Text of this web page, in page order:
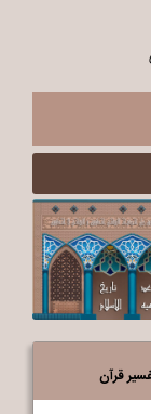
قرآن